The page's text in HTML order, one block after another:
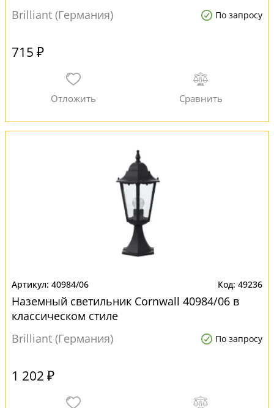
Brilliant (Германия)
По запросу
715 ₽
40984/06 49236
Наземный светильник Cornwall 40984/06 в
классическом стиле
Brilliant (Германия)
По запросу
1 202 ₽